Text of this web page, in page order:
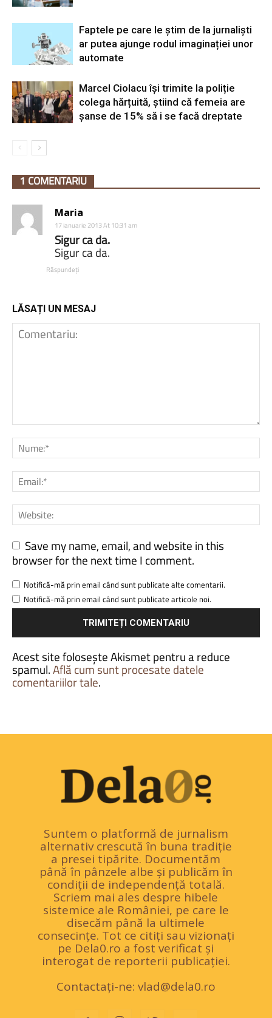
Faptele pe care le știm de la jurnaliști
ar putea ajunge rodul imaginației unor
automate
Marcel Ciolacu își trimite la poliție
colega hărțuită, știind că femeia are
șanse de 15% să i se facă dreptate
1 COMENTARIU
Maria
17 ianuarie 2013 At 10:31 am
Sigur ca da.
Sigur ca da.
Răspundeți
LĂSAȚI UN MESAJ
Save my name, email, and website in this
browser for the next time I comment.
Notifică-mă prin email când sunt publicate alte comentarii.
Notifică-mă prin email când sunt publicate articole noi.
Acest site folosește Akismet pentru a reduce
spamul.Află cum sunt procesate datele
comentariilor tale.
Suntem o platformă de jurnalism
alternativ crescută în buna tradiție
a presei tipărite. Documentăm
până în pânzele albe și publicăm în
condiții de independență totală.
Scriem mai ales despre hibele
sistemice ale României, pe care le
disecăm până la ultimele
consecințe. Tot ce citiți sau vizionați
pe Dela0.ro a fost verificat și
interogat de reporterii publicației.
Contactați-ne: vlad@dela0.ro